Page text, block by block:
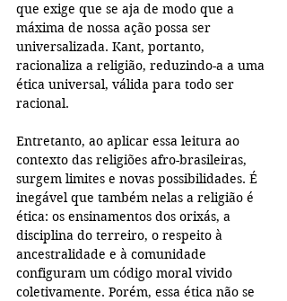
que exige que se aja de modo que a
máxima de nossa ação possa ser
universalizada. Kant, portanto,
racionaliza a religião, reduzindo-a a uma
ética universal, válida para todo ser
racional.
Entretanto, ao aplicar essa leitura ao
contexto das religiões afro-brasileiras,
surgem limites e novas possibilidades. É
inegável que também nelas a religião é
ética: os ensinamentos dos orixás, a
disciplina do terreiro, o respeito à
ancestralidade e à comunidade
configuram um código moral vivido
coletivamente. Porém, essa ética não se